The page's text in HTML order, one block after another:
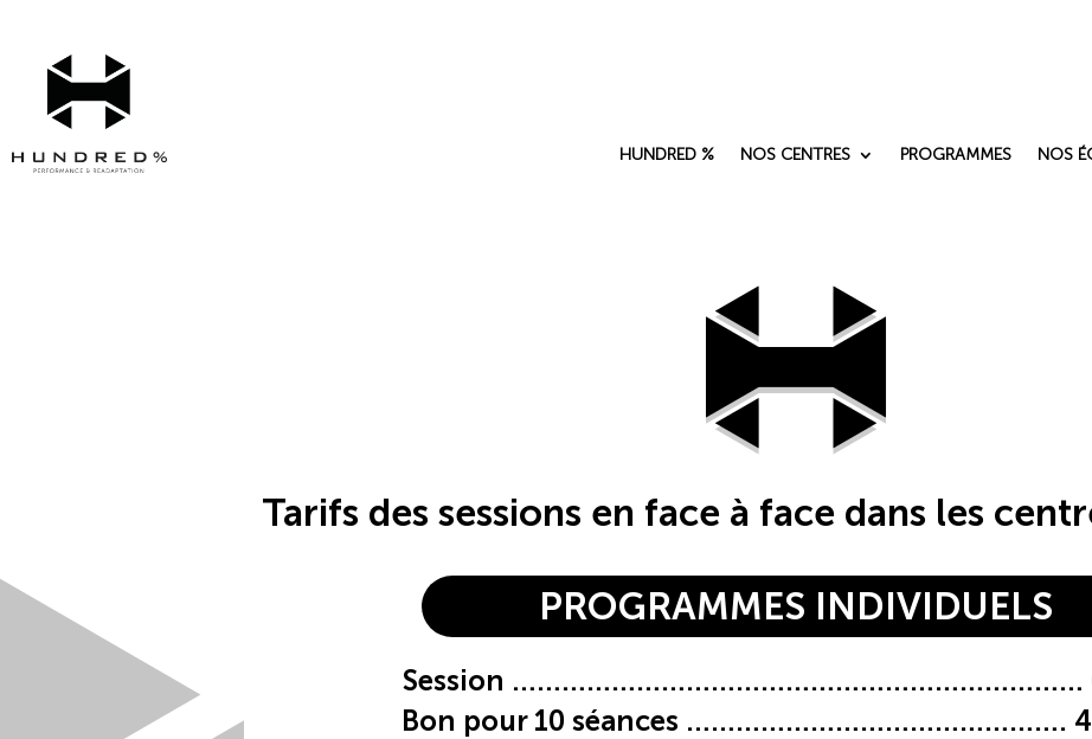
Skip
content
HUNDRED % NOS CENTRES PROGRAMMES NOS
Tarifs des sessions en face à face dans les
PROGRAMMES INDIVIDUELS
Session ……………………………………………………………
Bon pour 10 séances ……………………………………….